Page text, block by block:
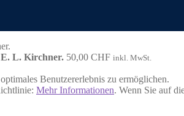
L. Kirchner. 50,00 CHF inkl. MwSt.
Benutzererlebnis zu ermöglichen.
Mehr Informationen. Wenn Sie auf